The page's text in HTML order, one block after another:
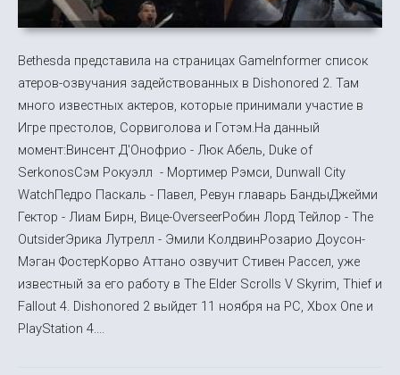
Bethesda представила на страницах GameInformer список
атеров-озвучания задействованных в Dishonored 2. Там
много известных актеров, которые принимали участие в
Игре престолов, Сорвиголова и Готэм.На данный
момент:Винсент Д'Онофрио - Люк Абель, Duke of
SerkonosСэм Рокуэлл - Мортимер Рэмси, Dunwall City
WatchПедро Паскаль - Павел, Ревун главарь БандыДжейми
Гектор - Лиам Бирн, Вице-OverseerРобин Лорд Тейлор - The
OutsiderЭрика Лутрелл - Эмили КолдвинРозарио Доусон-
Мэган ФостерКорво Аттано озвучит Стивен Рассел, уже
известный за его работу в The Elder Scrolls V Skyrim, Thief и
Fallout 4. Dishonored 2 выйдет 11 ноября на PC, Xbox One и
PlayStation 4....